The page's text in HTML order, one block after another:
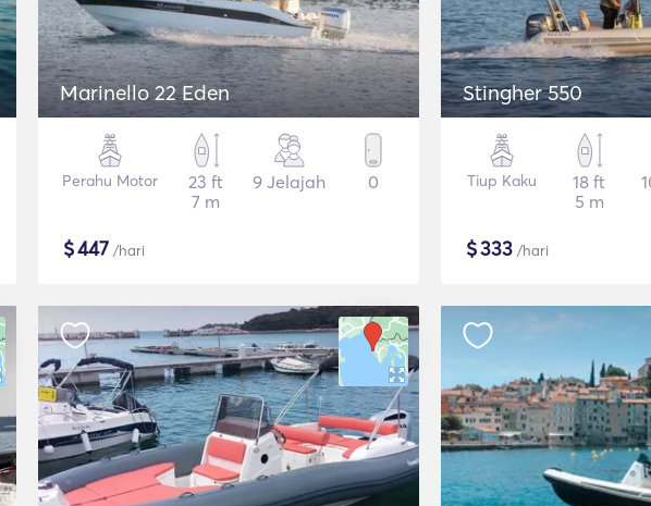
Marinello 22 Eden
Perahu Motor
23 ft
7 m
9 Jelajah 0
$447 /hari
Stingher 550
Tiup Kaku
18 ft
5 m
$333 /hari